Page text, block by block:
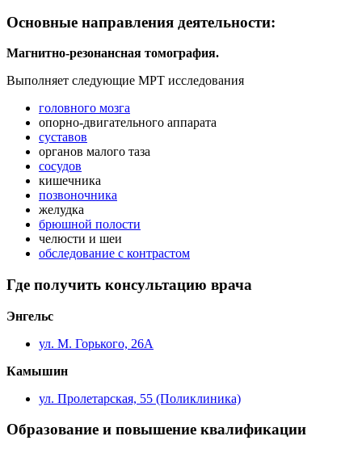
Основные направления деятельности:
Магнитно-резонансная томография.
Выполняет следующие МРТ исследования
головного мозга
опорно-двигательного аппарата
суставов
органов малого таза
сосудов
кишечника
позвоночника
желудка
брюшной полости
челюсти и шеи
обследование с контрастом
Где получить консультацию врача
Энгельс
ул. М. Горького, 26А
Камышин
ул. Пролетарская, 55 (Поликлиника)
Образование и повышение квалификации